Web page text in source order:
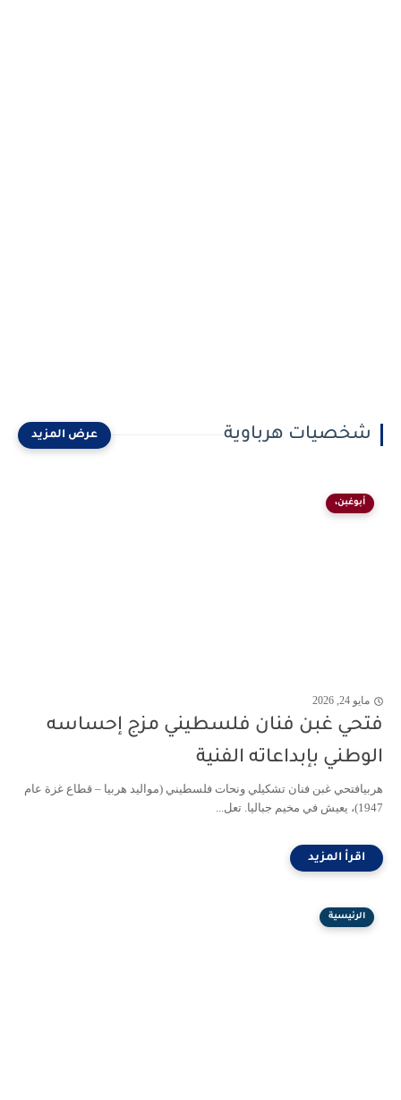
شخصيات هرباوية
أبوغبن،
مايو 24, 2026
فتحي غبن فنان فلسطيني مزج إحساسه
الوطني بإبداعاته الفنية
هربيافتحي غبن فنان تشكيلي ونحات فلسطيني (مواليد هربيا – قطاع غزة عام
1947)، يعيش في مخيم جباليا. تعل...
الرئيسية